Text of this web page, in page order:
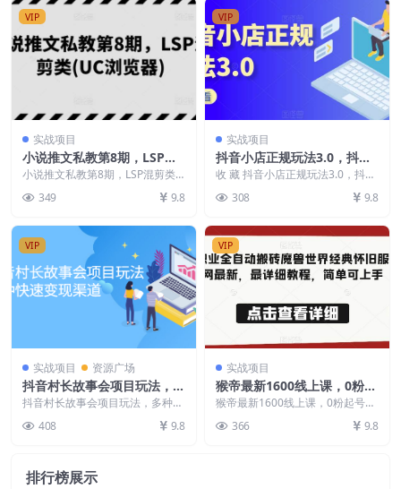
VIP
实战项目
小说推文私教第8期，LSP混
剪类(UC浏览器)
小说推文私教第8期，LSP混剪类
私教第8期，...
349 9.8
VIP
实战项目
抖音小店正规玩法3.0，抖音
入门基础知识、抖音运营技
术、达人带货邀约、全域电商
运营等
收 藏 抖音小店正规玩法3.0，抖音
人带货邀约、全...
308 9.8
VIP
实战项目 资源广场
抖音村长故事会项目玩法，多
种快速变现渠道【视频课程】
抖音村长故事会项目玩法，多种快
的可以下载学习
408 9.8
VIP
实战项目
猴帝最新1600线上课，0粉起
号实操教学，自然流量天花
板，7-8月9节，20+小时
猴帝最新1600线上课，0粉起号实
节，20+小...
366 9.8
排行榜展示